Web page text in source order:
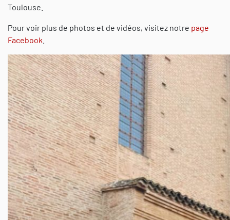
Toulouse.
Pour voir plus de photos et de vidéos, visitez notre page
Facebook